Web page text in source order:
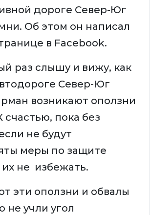
дороге Север-Юг
Об этом он написал
в Facebook.
раз слышу и вижу, как
Север-Юг
возникают оползни
счастью, пока без
не будут
меры по защите
их не избежать.
эти оползни и обвалы
не учли угол